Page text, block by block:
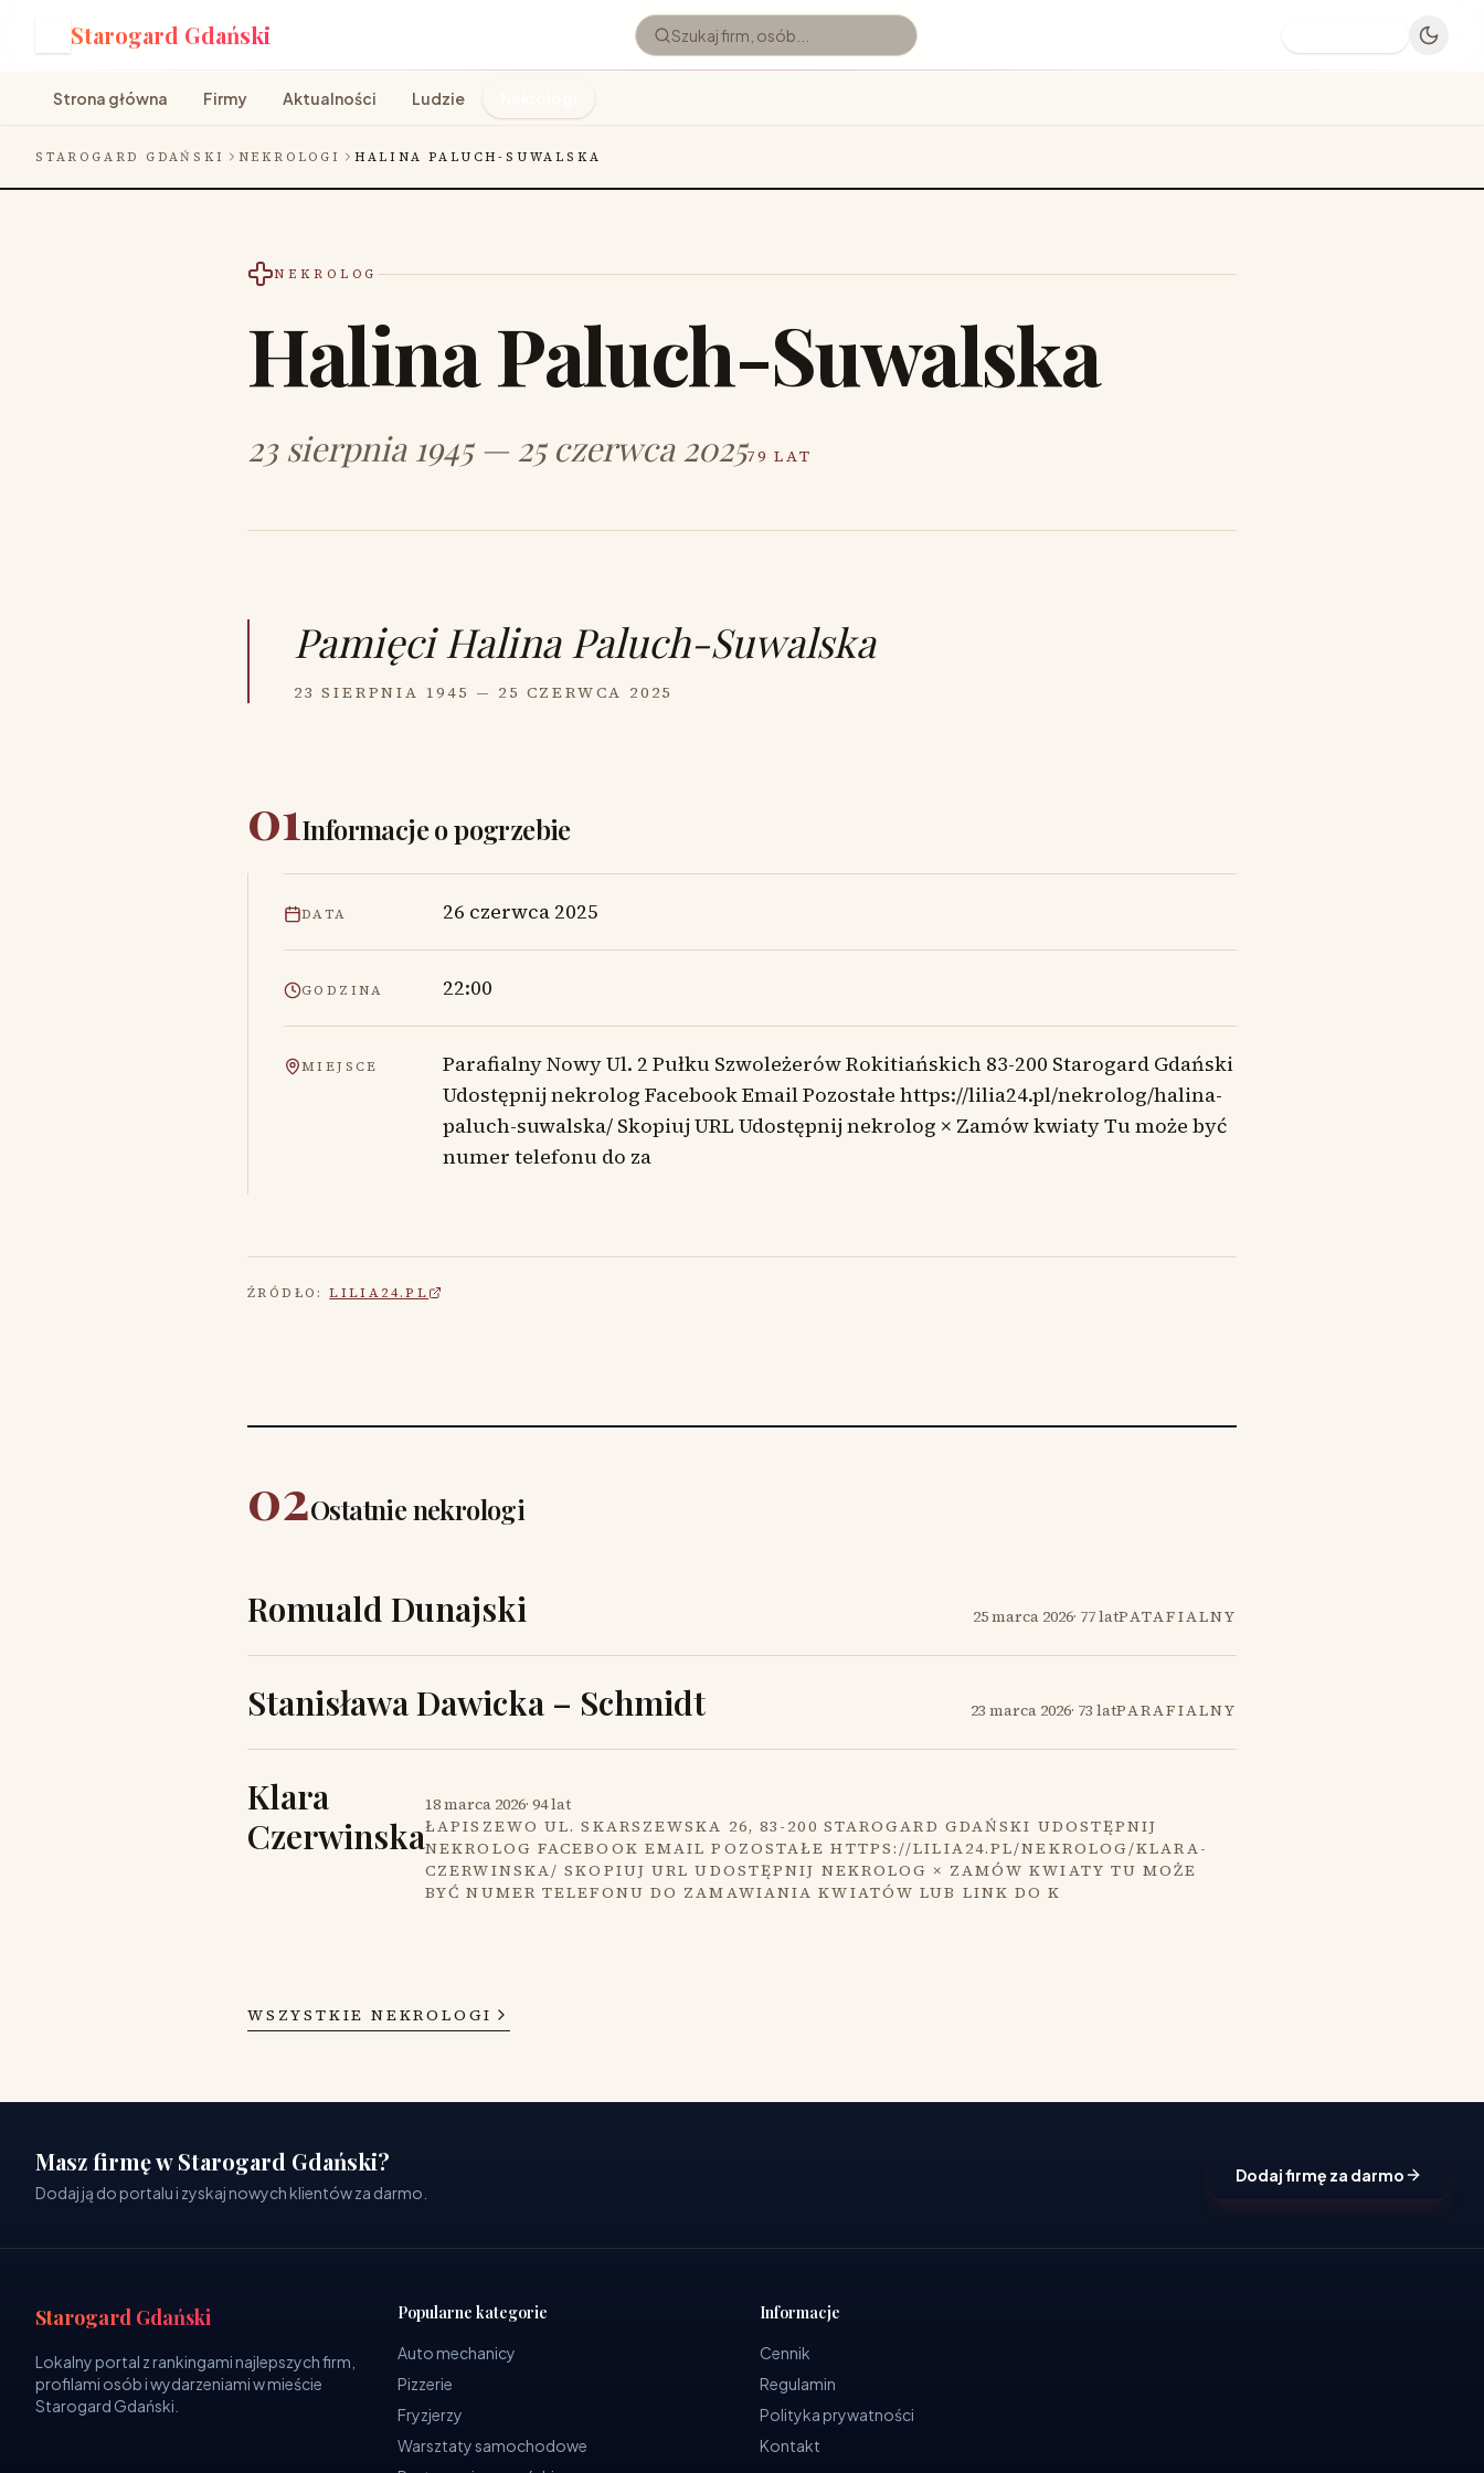
Starogard Gdański
Strona główna Firmy Aktualności Ludzie
STAROGARD GDAŃSKI NEKROLOGI HALINA PALUCH-SUWALSKA
NEKROLOG
Halina Paluch-Suwalska
23 sierpnia 1945 — 25 czerwca 202579 LAT
Pamięci Halina Paluch-Suwalska
23 SIERPNIA 1945 — 25 CZERWCA 2025
01Informacje o pogrzebie
DATA 26 czerwca 2025
GODZINA 22:00
MIEJSCE
Parafialny Nowy Ul. 2 Pułku Szwoleżerów Rokitiańskich 83-200 Starogard Gdański
Udostępnij nekrolog Facebook Email Pozostałe https://lilia24.pl/nekrolog/halina-
paluch-suwalska/ Skopiuj URL Udostępnij nekrolog × Zamów kwiaty Tu może być
numer telefonu do za
ŹRÓDŁO: LILIA24.PL
02Ostatnie nekrologi
Romuald Dunajski 25 marca 2026· 77 latPATAFIALNY
Stanisława Dawicka – Schmidt 23 marca 2026· 73 latPARAFIALNY
Klara
Czerwinska
18 marca 2026· 94 lat
ŁAPISZEWO UL. SKARSZEWSKA 26, 83-200 STAROGARD GDAŃSKI UDOSTĘPNIJ
NEKROLOG FACEBOOK EMAIL POZOSTAŁE HTTPS://LILIA24.PL/NEKROLOG/KLARA-
CZERWINSKA/ SKOPIUJ URL UDOSTĘPNIJ NEKROLOG × ZAMÓW KWIATY TU MOŻE
BYĆ NUMER TELEFONU DO ZAMAWIANIA KWIATÓW LUB LINK DO K
WSZYSTKIE NEKROLOGI
Masz firmę w Starogard Gdański?
Dodaj ją do portalu i zyskaj nowych klientów za darmo.
Dodaj firmę za darmo
Starogard Gdański
Lokalny portal z rankingami najlepszych firm,
profilami osób i wydarzeniami w mieście
Starogard Gdański.
Popularne kategorie
Auto mechanicy
Pizzerie
Fryzjerzy
Warsztaty samochodowe
Informacje
Cennik
Regulamin
Polityka prywatności
Kontakt